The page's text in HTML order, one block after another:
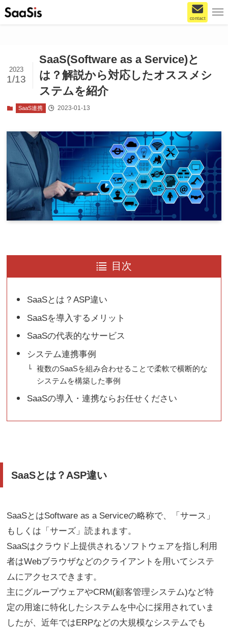
contact
SaaS(Software as a Service)と
は？解説から対応したオススメシ
ステムを紹介
2023
1/13
SaaS連携 2023-01-13
目次
SaaSとは？ASP違い
SaaSを導入するメリット
SaaSの代表的なサービス
システム連携事例
複数のSaaSを組み合わせることで柔軟で横断的な
システムを構築した事例
SaaSの導入・連携ならお任せください
SaaSとは？ASP違い
SaaSとはSoftware as a Serviceの略称で、「サース」
もしくは「サーズ」読まれます。
SaaSはクラウド上提供されるソフトウェアを指し利用
者はWebブラウザなどのクライアントを用いてシステ
ムにアクセスできます。
主にグループウェアやCRM(顧客管理システム)など特
定の用途に特化したシステムを中心に採用されていま
したが、近年ではERPなどの大規模なシステムでも